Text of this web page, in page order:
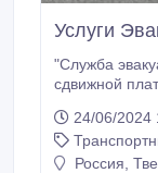
Услуги
"Служба
сдвижной
подача.Также
24/06/2024
Россия,